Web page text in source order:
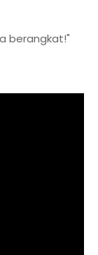
berangkat!"